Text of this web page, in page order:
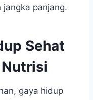
jangka panjang.
Sehat
gaya hidup